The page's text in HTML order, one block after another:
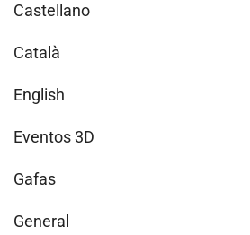
Castellano
Català
English
Eventos 3D
Gafas
General